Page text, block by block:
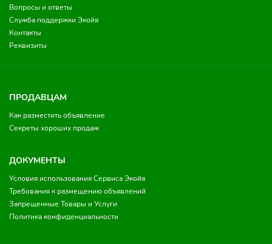
Вопросы и ответы
Служба поддержки Экойя
Контакты
Реквизиты
ПРОДАВЦАМ
Как разместить объявление
Секреты хороших продаж
ДОКУМЕНТЫ
Условия использования Сервиса Экойя
Требования к размещению объявлений
Запрещенные Товары и Услуги
Политика конфиденциальности